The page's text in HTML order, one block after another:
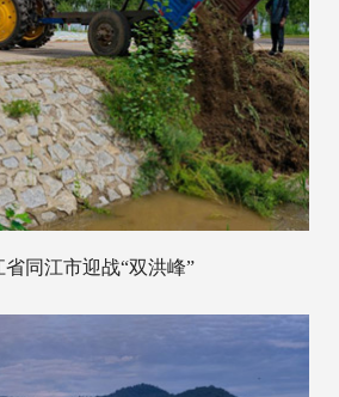
省同江市迎战“双洪峰”